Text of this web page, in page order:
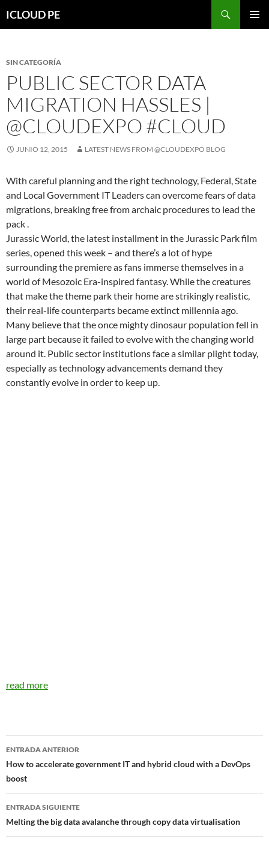
hacia
ICLOUD PE
SIN CATEGORÍA
PUBLIC SECTOR DATA
MIGRATION HASSLES |
@CLOUDEXPO #CLOUD
JUNIO 12, 2015 LATEST NEWS FROM @CLOUDEXPO BLOG
With careful planning and the right technology, Federal, State
and Local Government IT Leaders can overcome fears of data
migrations, breaking free from archaic procedures to lead the
pack .
Jurassic World, the latest installment in the Jurassic Park film
series, opened this week – and there’s a lot of hype
surrounding the premiere as fans immerse themselves in a
world of Mesozoic Era-inspired fantasy. While the creatures
that make the theme park their home are strikingly realistic,
their real-life counterparts became extinct millennia ago.
Many believe that the once mighty dinosaur population fell in
large part because it failed to evolve with the changing world
around it. Public sector institutions face a similar plight today,
especially as technology advancements demand they
constantly evolve in order to keep up.
read more
Navegador
de
entradas
ENTRADA ANTERIOR
How to accelerate government IT and hybrid cloud with a DevOps
boost
ENTRADA SIGUIENTE
Melting the big data avalanche through copy data virtualisation